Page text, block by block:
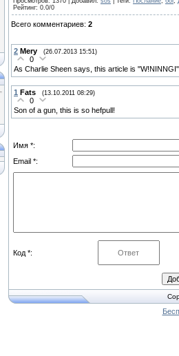
Рейтинг: 0.0/0
Всего комментариев: 2
2 Mery (26.07.2013 15:51)
0
As Charlie Sheen says, this article is "W!NINNGI"
1 Fats (13.10.2011 08:29)
0
Son of a gun, this is so hefpull!
Имя *:
Email *:
Код *: